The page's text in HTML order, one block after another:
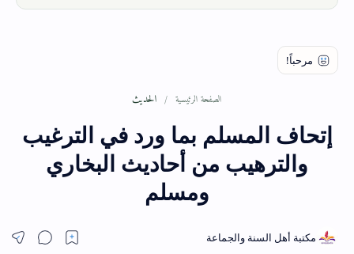
الصفحة الرئيسية الحديث
إتحاف المسلم بما ورد في الترغيب
والترهيب من أحاديث البخاري
ومسلم